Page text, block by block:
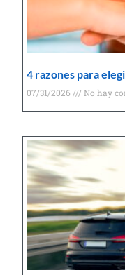
4 razones para
07/31/2026 No hay